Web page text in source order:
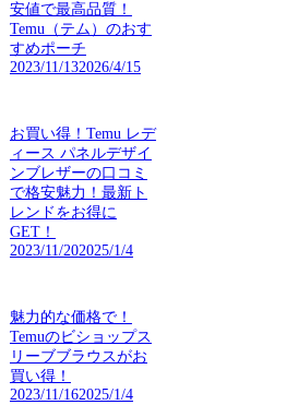
安値で最高品質！
Temu（テム）のおす
すめポーチ
2023/11/132026/4/15
お買い得！Temu レデ
ィース パネルデザイ
ンブレザーの口コミ
で格安魅力！最新ト
レンドをお得に
GET！
2023/11/202025/1/4
魅力的な価格で！
Temuのビショップス
リーブブラウスがお
買い得！
2023/11/162025/1/4